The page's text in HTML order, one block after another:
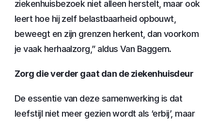
ziekenhuisbezoek niet alleen herstelt, maar ook
leert hoe hij zelf belastbaarheid opbouwt,
beweegt en zijn grenzen herkent, dan voorkom
je vaak herhaalzorg,” aldus Van Baggem.
Zorg die verder gaat dan de ziekenhuisdeur
De essentie van deze samenwerking is dat
leefstijl niet meer gezien wordt als ‘erbij’, maar